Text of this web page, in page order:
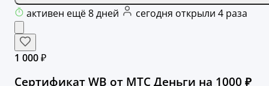
активен ещё 8 дней сегодня открыли 4 раза
1 000 ₽
Сертификат WB от МТС Деньги на 1000 ₽